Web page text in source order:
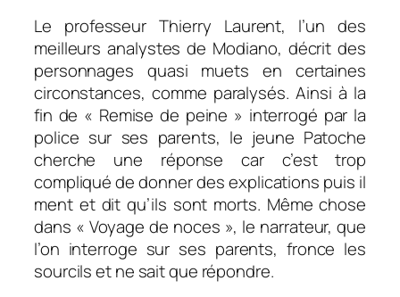
Le professeur Thierry Laurent, l’un des
meilleurs analystes de Modiano, décrit des
personnages quasi muets en certaines
circonstances, comme paralysés. Ainsi à la
fin de « Remise de peine » interrogé par la
police sur ses parents, le jeune Patoche
cherche une réponse car c’est trop
compliqué de donner des explications puis il
ment et dit qu’ils sont morts. Même chose
dans « Voyage de noces », le narrateur, que
l’on interroge sur ses parents, fronce les
sourcils et ne sait que répondre.